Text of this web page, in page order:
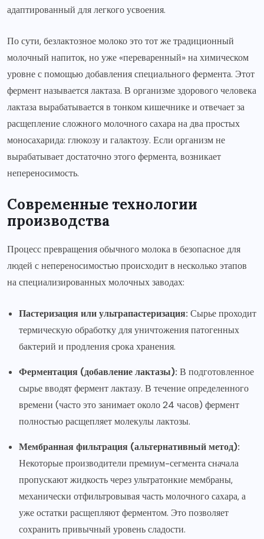
адаптированный для легкого усвоения.
По сути, безлактозное молоко это тот же традиционный
молочный напиток, но уже «переваренный» на химическом
уровне с помощью добавления специального фермента. Этот
фермент называется лактаза. В организме здорового человека
лактаза вырабатывается в тонком кишечнике и отвечает за
расщепление сложного молочного сахара на два простых
моносахарида: глюкозу и галактозу. Если организм не
вырабатывает достаточно этого фермента, возникает
непереносимость.
Современные технологии
производства
Процесс превращения обычного молока в безопасное для
людей с непереносимостью происходит в несколько этапов
на специализированных молочных заводах:
Пастеризация или ультрапастеризация: Сырье проходит
термическую обработку для уничтожения патогенных
бактерий и продления срока хранения.
Ферментация (добавление лактазы): В подготовленное
сырье вводят фермент лактазу. В течение определенного
времени (часто это занимает около 24 часов) фермент
полностью расщепляет молекулы лактозы.
Мембранная фильтрация (альтернативный метод):
Некоторые производители премиум-сегмента сначала
пропускают жидкость через ультратонкие мембраны,
механически отфильтровывая часть молочного сахара, а
уже остатки расщепляют ферментом. Это позволяет
сохранить привычный уровень сладости.